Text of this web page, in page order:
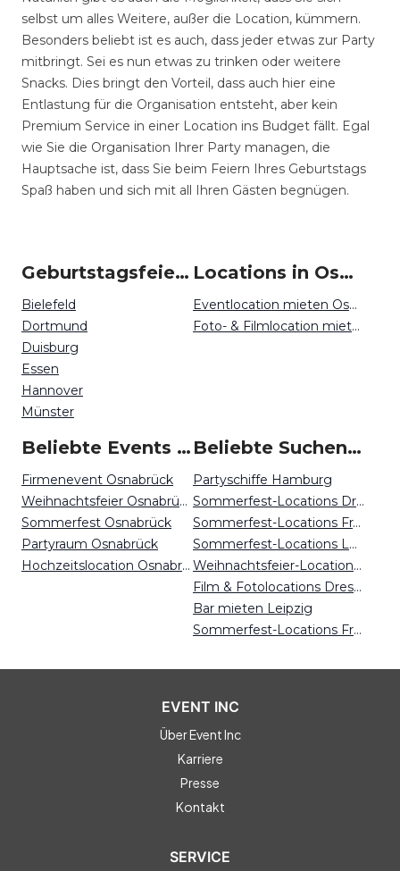
selbst um alles Weitere, außer die Location, kümmern.
Besonders beliebt ist es auch, dass jeder etwas zur Party
mitbringt. Sei es nun etwas zu trinken oder weitere
Snacks. Dies bringt den Vorteil, dass auch hier eine
Entlastung für die Organisation entsteht, aber kein
Premium Service in einer Location ins Budget fällt. Egal
wie Sie die Organisation Ihrer Party managen, die
Hauptsache ist, dass Sie beim Feiern Ihres Geburtstags
Spaß haben und sich mit all Ihren Gästen begnügen.
Geburtstagsfeiern um Osnabrück
Bielefeld
Dortmund
Duisburg
Essen
Hannover
Münster
Locations in Osnabrück mieten
Eventlocation mieten Osnabrück
Foto- & Filmlocation mieten Osnabrück
Beliebte Events in Osnabrück
Firmenevent Osnabrück
Weihnachtsfeier Osnabrück
Sommerfest Osnabrück
Partyraum Osnabrück
Hochzeitslocation Osnabrück
Beliebte Suchen auf Event Inc
Partyschiffe Hamburg
Sommerfest-Locations Dresden
Sommerfest-Locations Frankfurt
Sommerfest-Locations Leipzig
Weihnachtsfeier-Locations Leipzig
Film & Fotolocations Dresden
Bar mieten Leipzig
Sommerfest-Locations Freiburg
EVENT INC
Über Event Inc
Karriere
Presse
Kontakt
SERVICE